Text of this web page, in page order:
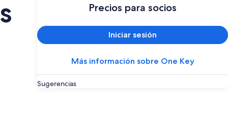
Precios para socios
Iniciar sesión
Más información sobre One Key
Sugerencias